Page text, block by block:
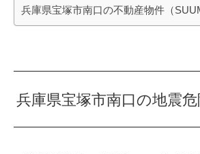
兵庫県宝塚市南口の不動産物件（
兵庫県宝塚市南口の地震